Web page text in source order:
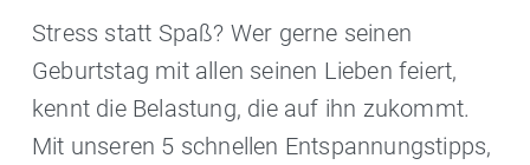
Stress statt Spaß? Wer gerne seinen
Geburtstag mit allen seinen Lieben feiert,
kennt die Belastung, die auf ihn zukommt.
Mit unseren 5 schnellen Entspannungstipps,